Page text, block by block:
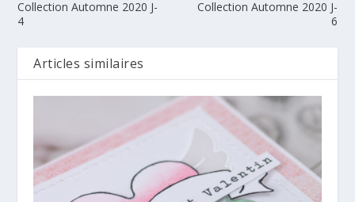
Collection Automne 2020 J-
4
Collection Automne 2020 J-
6
Articles similaires